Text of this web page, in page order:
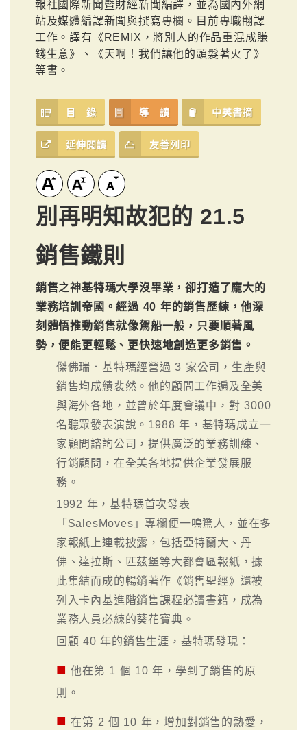
報社國際新聞暨財經新聞編譯，並為國內外網
站及媒體編譯新聞與撰寫專欄。目前專職翻譯
工作。譯有《REMIX，將別人的作品重混成賺
錢生意》、《天啊！我們讓他的頭髮著火了》
等書。
目 錄 導 讀 中英書摘
延伸閱讀 友善列印
別再明知故犯的 21.5
銷售鐵則
銷售之神基特瑪大學沒畢業，卻打造了龐大的
業務培訓帝國。經過 40 年的銷售歷練，他深
刻體悟推動銷售就像駕船一般，只要順著風
勢，便能更輕鬆、更快速地創造更多銷售。
傑佛瑞．基特瑪經營過 3 家公司，生產與
銷售均成績裴然。他的顧問工作遍及全美
與海外各地，並曾於年度會議中，對 3000
名聽眾發表演說。1988 年，基特瑪成立一
家顧問諮詢公司，提供廣泛的業務訓練、
行銷顧問，在全美各地提供企業發展服
務。
1992 年，基特瑪首次發表
「SalesMoves」專欄便一鳴驚人，並在多
家報紙上連載披露，包括亞特蘭大、丹
佛、達拉斯、匹茲堡等大都會區報紙，據
此集結而成的暢銷著作《銷售聖經》還被
列入卡內基進階銷售課程必讀書籍，成為
業務人員必練的葵花寶典。
回顧 40 年的銷售生涯，基特瑪發現：
■ 他在第 1 個 10 年，學到了銷售的原
則。
■ 在第 2 個 10 年，增加對銷售的熱愛，